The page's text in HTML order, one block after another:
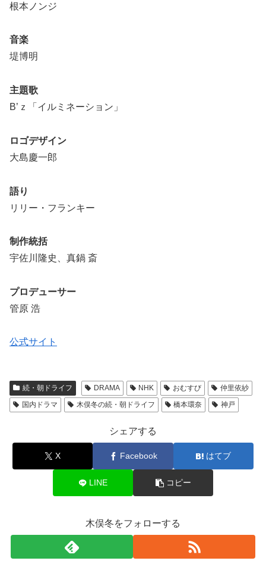
根本ノンジ
音楽
堤博明
主題歌
B’ｚ「イルミネーション」
ロゴデザイン
大島慶一郎
語り
リリー・フランキー
制作統括
宇佐川隆史、真鍋 斎
プロデューサー
管原 浩
公式サイト
続・朝ドライフ DRAMA NHK おむすび
仲里依紗
国内ドラマ
木俣冬の続・朝ドライフ 橋本環奈 神戸
シェアする
X Facebook はてブ
LINE コピー
木俣冬をフォローする